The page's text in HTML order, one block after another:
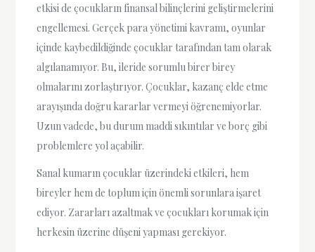
etkisi de çocukların finansal bilinçlerini geliştirmelerini
engellemesi. Gerçek para yönetimi kavramı, oyunlar
içinde kaybedildiğinde çocuklar tarafından tam olarak
algılanamıyor. Bu, ileride sorumlu birer birey
olmalarını zorlaştırıyor. Çocuklar, kazanç elde etme
arayışında doğru kararlar vermeyi öğrenemiyorlar.
Uzun vadede, bu durum maddi sıkıntılar ve borç gibi
problemlere yol açabilir.
Sanal kumarın çocuklar üzerindeki etkileri, hem
bireyler hem de toplum için önemli sorunlara işaret
ediyor. Zararları azaltmak ve çocukları korumak için
herkesin üzerine düşeni yapması gerekiyor.